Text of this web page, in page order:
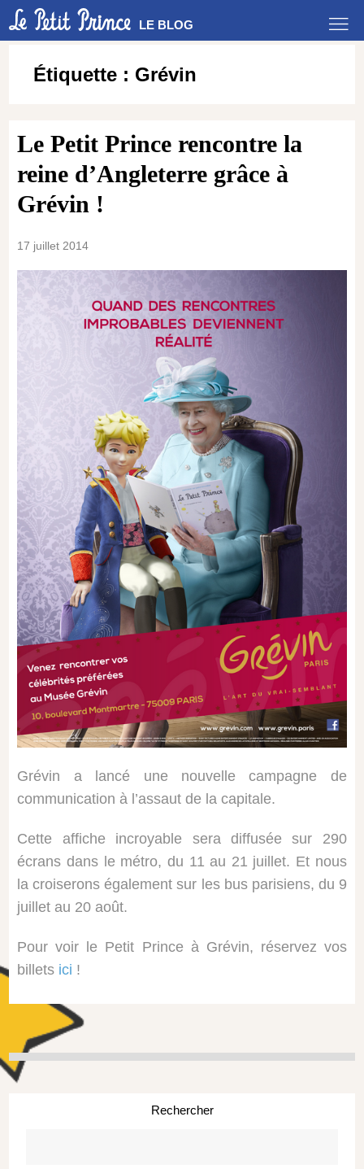
LE BLOG
Étiquette : Grévin
Le Petit Prince rencontre la
reine d’Angleterre grâce à
Grévin !
17 juillet 2014
Grévin a lancé une nouvelle campagne de
communication à l’assaut de la capitale.
Cette affiche incroyable sera diffusée sur 290
écrans dans le métro, du 11 au 21 juillet. Et nous
la croiserons également sur les bus parisiens, du 9
juillet au 20 août.
Pour voir le Petit Prince à Grévin, réservez vos
billets ici !
Rechercher